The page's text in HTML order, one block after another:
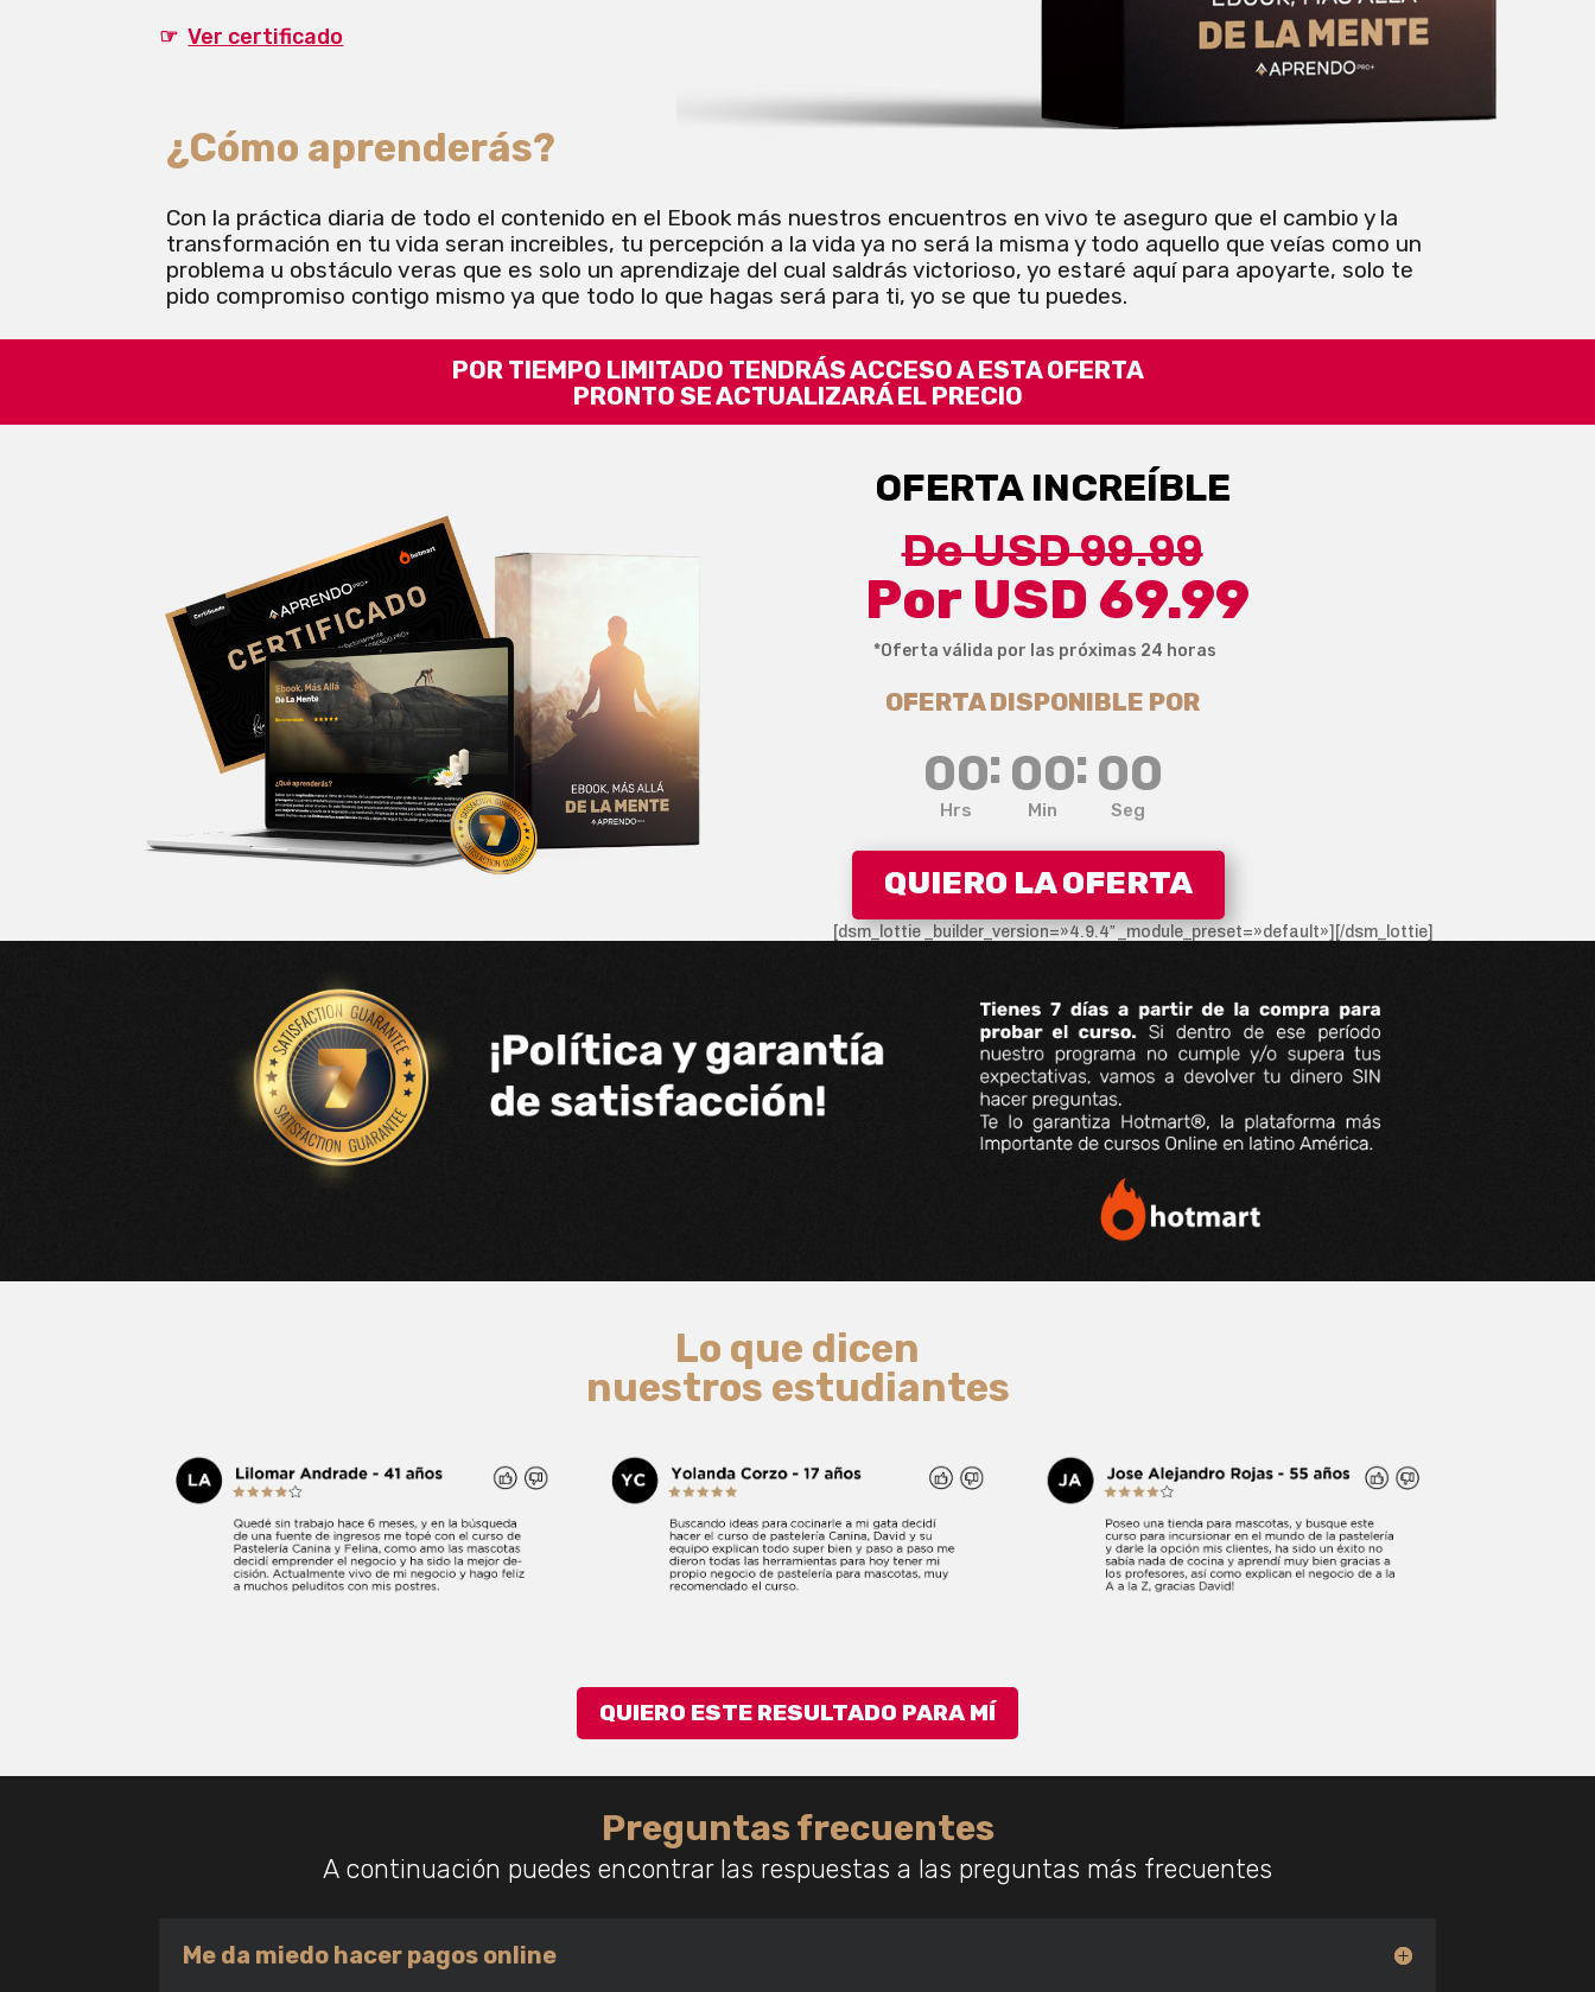
☞ Ver certificado
¿Cómo aprenderás?
Con la práctica diaria de todo el contenido en el Ebook más nuestros encuentros en vivo te aseguro que el cambio y la
transformación en tu vida seran increibles, tu percepción a la vida ya no será la misma y todo aquello que veías como un
problema u obstáculo veras que es solo un aprendizaje del cual saldrás victorioso, yo estaré aquí para apoyarte, solo te
pido compromiso contigo mismo ya que todo lo que hagas será para ti, yo se que tu puedes.
POR TIEMPO LIMITADO TENDRÁS ACCESO A ESTA OFERTA
PRONTO SE ACTUALIZARÁ EL PRECIO
OFERTA INCREÍBLE
De USD 99.99
Por USD 69.99
*Oferta válida por las próximas 24 horas
OFERTA DISPONIBLE POR
00
Hrs
: 00
Min
: 00
Seg
QUIERO LA OFERTA
[dsm_lottie _builder_version=»4.9.4″ _module_preset=»default»][/dsm_lottie]
Lo que dicen
nuestros estudiantes
QUIERO ESTE RESULTADO PARA MÍ
Preguntas frecuentes
A continuación puedes encontrar las respuestas a las preguntas más frecuentes
Me da miedo hacer pagos online